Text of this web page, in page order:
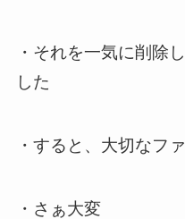
・それを一気に削除
した
・すると、大切なフ
・さぁ大変